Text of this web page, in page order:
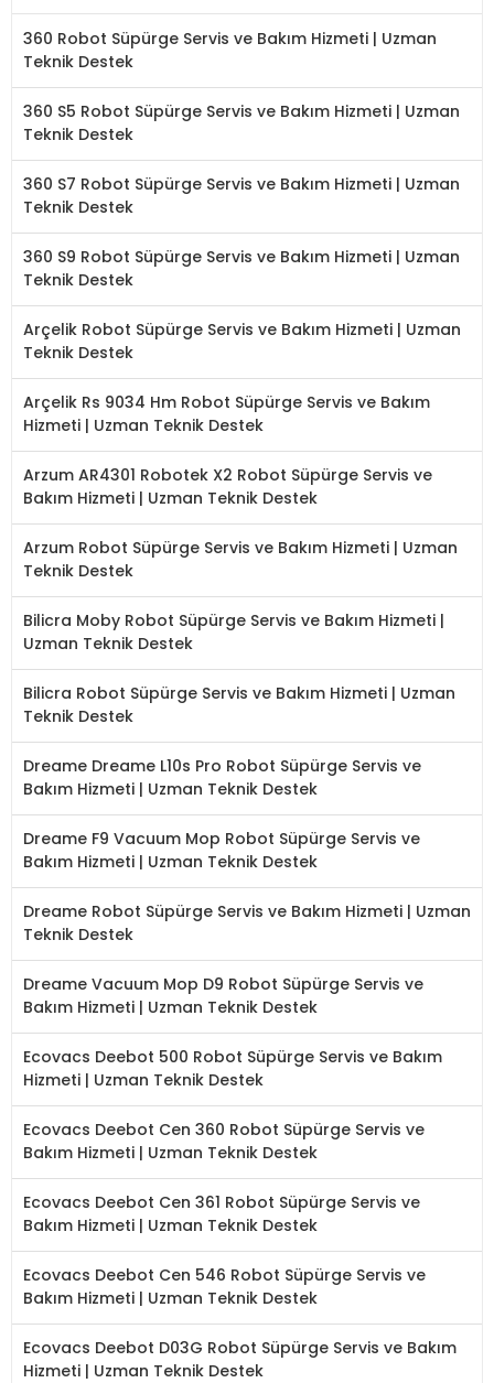
360 Robot Süpürge Servis ve Bakım Hizmeti | Uzman
Teknik Destek
360 S5 Robot Süpürge Servis ve Bakım Hizmeti | Uzman
Teknik Destek
360 S7 Robot Süpürge Servis ve Bakım Hizmeti | Uzman
Teknik Destek
360 S9 Robot Süpürge Servis ve Bakım Hizmeti | Uzman
Teknik Destek
Arçelik Robot Süpürge Servis ve Bakım Hizmeti | Uzman
Teknik Destek
Arçelik Rs 9034 Hm Robot Süpürge Servis ve Bakım
Hizmeti | Uzman Teknik Destek
Arzum AR4301 Robotek X2 Robot Süpürge Servis ve
Bakım Hizmeti | Uzman Teknik Destek
Arzum Robot Süpürge Servis ve Bakım Hizmeti | Uzman
Teknik Destek
Bilicra Moby Robot Süpürge Servis ve Bakım Hizmeti |
Uzman Teknik Destek
Bilicra Robot Süpürge Servis ve Bakım Hizmeti | Uzman
Teknik Destek
Dreame Dreame L10s Pro Robot Süpürge Servis ve
Bakım Hizmeti | Uzman Teknik Destek
Dreame F9 Vacuum Mop Robot Süpürge Servis ve
Bakım Hizmeti | Uzman Teknik Destek
Dreame Robot Süpürge Servis ve Bakım Hizmeti | Uzman
Teknik Destek
Dreame Vacuum Mop D9 Robot Süpürge Servis ve
Bakım Hizmeti | Uzman Teknik Destek
Ecovacs Deebot 500 Robot Süpürge Servis ve Bakım
Hizmeti | Uzman Teknik Destek
Ecovacs Deebot Cen 360 Robot Süpürge Servis ve
Bakım Hizmeti | Uzman Teknik Destek
Ecovacs Deebot Cen 361 Robot Süpürge Servis ve
Bakım Hizmeti | Uzman Teknik Destek
Ecovacs Deebot Cen 546 Robot Süpürge Servis ve
Bakım Hizmeti | Uzman Teknik Destek
Ecovacs Deebot D03G Robot Süpürge Servis ve Bakım
Hizmeti | Uzman Teknik Destek